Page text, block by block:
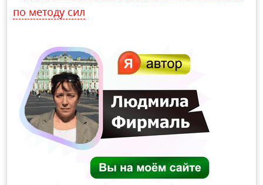
по методу сил